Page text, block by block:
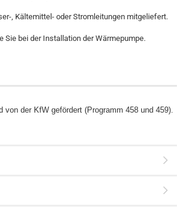
, Kältemittel- oder Stromleitungen mitgeliefert.
Sie bei der Installation der Wärmepumpe.
von der KfW gefördert (Programm 458 und 459).